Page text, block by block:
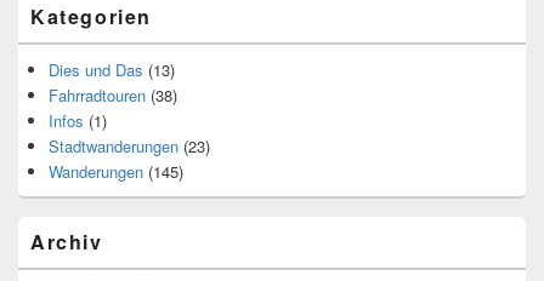
Kategorien
Dies und Das (13)
Fahrradtouren (38)
Infos (1)
Stadtwanderungen (23)
Wanderungen (145)
Archiv